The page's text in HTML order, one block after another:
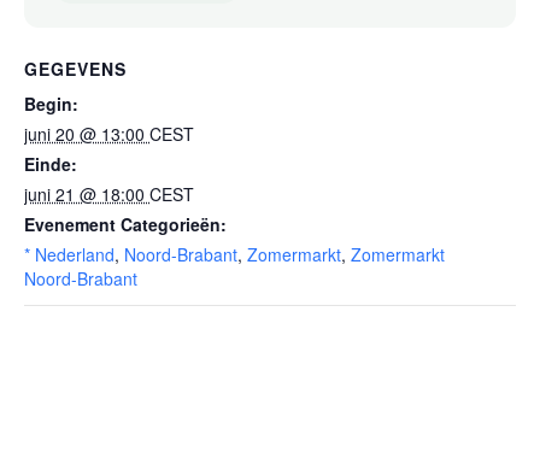
GEGEVENS
Begin:
juni 20 @ 13:00 CEST
Einde:
juni 21 @ 18:00 CEST
Evenement Categorieën:
* Nederland, Noord-Brabant, Zomermarkt, Zomermarkt
Noord-Brabant